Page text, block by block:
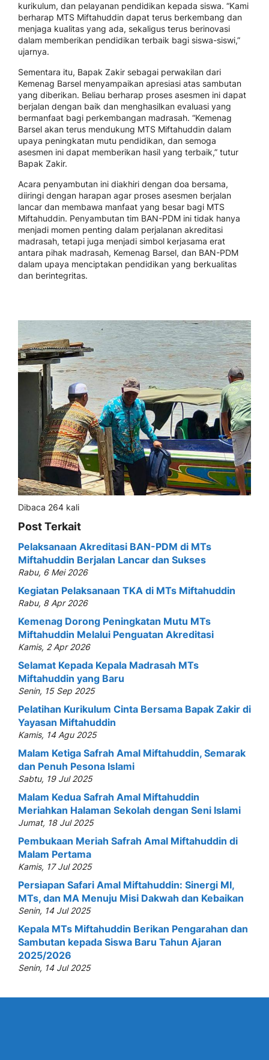
kurikulum, dan pelayanan pendidikan kepada siswa. “Kami
berharap MTS Miftahuddin dapat terus berkembang dan
menjaga kualitas yang ada, sekaligus terus berinovasi
dalam memberikan pendidikan terbaik bagi siswa-siswi,”
ujarnya.
Sementara itu, Bapak Zakir sebagai perwakilan dari
Kemenag Barsel menyampaikan apresiasi atas sambutan
yang diberikan. Beliau berharap proses asesmen ini dapat
berjalan dengan baik dan menghasilkan evaluasi yang
bermanfaat bagi perkembangan madrasah. “Kemenag
Barsel akan terus mendukung MTS Miftahuddin dalam
upaya peningkatan mutu pendidikan, dan semoga
asesmen ini dapat memberikan hasil yang terbaik,” tutur
Bapak Zakir.
Acara penyambutan ini diakhiri dengan doa bersama,
diiringi dengan harapan agar proses asesmen berjalan
lancar dan membawa manfaat yang besar bagi MTS
Miftahuddin. Penyambutan tim BAN-PDM ini tidak hanya
menjadi momen penting dalam perjalanan akreditasi
madrasah, tetapi juga menjadi simbol kerjasama erat
antara pihak madrasah, Kemenag Barsel, dan BAN-PDM
dalam upaya menciptakan pendidikan yang berkualitas
dan berintegritas.
Dibaca 264 kali
Post Terkait
Pelaksanaan Akreditasi BAN-PDM di MTs
Miftahuddin Berjalan Lancar dan Sukses
Rabu, 6 Mei 2026
Kegiatan Pelaksanaan TKA di MTs Miftahuddin
Rabu, 8 Apr 2026
Kemenag Dorong Peningkatan Mutu MTs
Miftahuddin Melalui Penguatan Akreditasi
Kamis, 2 Apr 2026
Selamat Kepada Kepala Madrasah MTs
Miftahuddin yang Baru
Senin, 15 Sep 2025
Pelatihan Kurikulum Cinta Bersama Bapak Zakir di
Yayasan Miftahuddin
Kamis, 14 Agu 2025
Malam Ketiga Safrah Amal Miftahuddin, Semarak
dan Penuh Pesona Islami
Sabtu, 19 Jul 2025
Malam Kedua Safrah Amal Miftahuddin
Meriahkan Halaman Sekolah dengan Seni Islami
Jumat, 18 Jul 2025
Pembukaan Meriah Safrah Amal Miftahuddin di
Malam Pertama
Kamis, 17 Jul 2025
Persiapan Safari Amal Miftahuddin: Sinergi MI,
MTs, dan MA Menuju Misi Dakwah dan Kebaikan
Senin, 14 Jul 2025
Kepala MTs Miftahuddin Berikan Pengarahan dan
Sambutan kepada Siswa Baru Tahun Ajaran
2025/2026
Senin, 14 Jul 2025